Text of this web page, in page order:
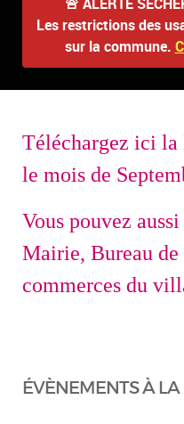
Les restrictions des
sur la commune.
Téléchargez ici
le mois de
Vous pouvez
Mairie, Bureau de
commerces du
ÉVÈNEMENTS À LA